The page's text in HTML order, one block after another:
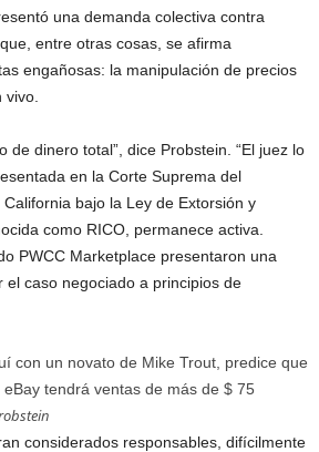
una demanda colectiva contra
entre otras cosas, se afirma
engañosas: la manipulación de precios
de dinero total”, dice Probstein. “El juez lo
en la Corte Suprema del
bajo la Ley de Extorsión y
como RICO, permanece activa.
PWCC Marketplace presentaron una
el caso negociado a principios de
con un novato de Mike Trout, predice que
tendrá ventas de más de $ 75
considerados responsables, difícilmente